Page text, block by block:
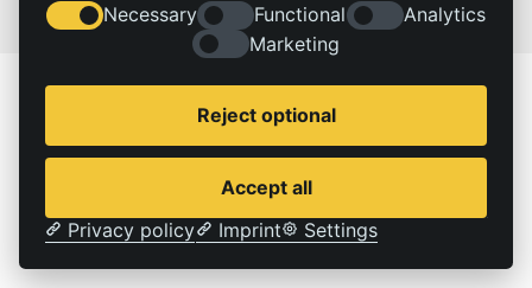
Necessary Functional
Analytics
Marketing
Reject optional
Accept all
Privacy policy
Imprint Settings
© 2026 | IZT – Institut für Zukunftsstudien und Technologiebewertung gemeinnützige GmbH